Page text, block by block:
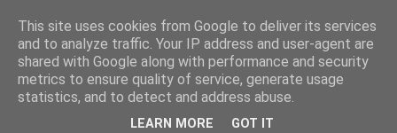
Slovar les Nouvelles
Blog citoyen d'informations, de décryptages et de
commentaires depuis 2005
This site uses cookies from Google to deliver its services
and to analyze traffic. Your IP address and user-agent are
shared with Google along with performance and security
metrics to ensure quality of service, generate usage
statistics, and to detect and address abuse.
LEARN MORE GOT IT